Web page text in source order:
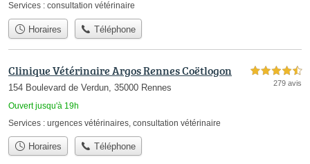
Services : consultation vétérinaire
Horaires Téléphone
Clinique Vétérinaire Argos Rennes Coëtlogon
154 Boulevard de Verdun, 35000 Rennes
Ouvert jusqu'à 19h
4,5 étoiles sur 5
279 avis
Services : urgences vétérinaires consultation vétérinaire
Horaires Téléphone